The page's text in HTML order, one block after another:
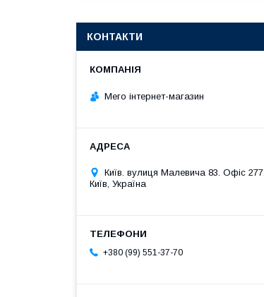
КОНТАКТИ
Мего інтернет-магазин
Київ. вулиця Малевича 83. Офіс 277,
Київ, Україна
+380 (99) 551-37-70